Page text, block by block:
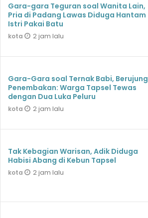
Gara-gara Teguran soal Wanita Lain,
Pria di Padang Lawas Diduga Hantam
Istri Pakai Batu
kota 2 jam lalu
Gara-Gara soal Ternak Babi, Berujung
Penembakan: Warga Tapsel Tewas
dengan Dua Luka Peluru
kota 2 jam lalu
Tak Kebagian Warisan, Adik Diduga
Habisi Abang di Kebun Tapsel
kota 2 jam lalu